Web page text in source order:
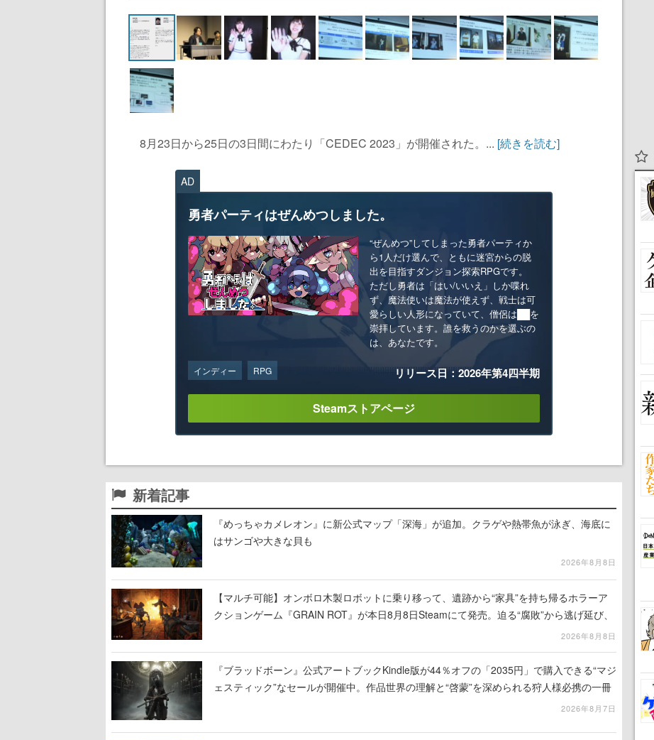
8月23日から25日の3日間にわたり「CEDEC 2023」が開催された。... [続きを読む]
AD
勇者パーティはぜんめつしました。
“ぜんめつ”してしまった勇者パーティか
ら1人だけ選んで、ともに迷宮からの脱
出を目指すダンジョン探索RPGです。
ただし勇者は「はい/いいえ」しか喋れ
ず、魔法使いは魔法が使えず、戦士は可
愛らしい人形になっていて、僧侶は██を
崇拝しています。誰を救うのかを選ぶの
は、あなたです。
インディー RPG リリース日：2026年第4四半期
Steamストアページ
新着記事
『めっちゃカメレオン』に新公式マップ「深海」が追加。クラゲや熱帯魚が泳ぎ、海底に
はサンゴや大きな貝も
2026年8月8日
【マルチ可能】オンボロ木製ロボットに乗り移って、遺跡から“家具”を持ち帰るホラーア
クションゲーム『GRAIN ROT』が本日8月8日Steamにて発売。迫る“腐敗”から逃げ延び、
2026年8月8日
『ブラッドボーン』公式アートブックKindle版が44％オフの「2035円」で購入できる“マジ
ェスティック”なセールが開催中。作品世界の理解と“啓蒙”を深められる狩人様必携の一冊
2026年8月7日